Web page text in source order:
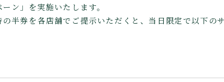
ン」を実施いたします。
半券を各店舗でご提示いただくと、当日限定で以下の